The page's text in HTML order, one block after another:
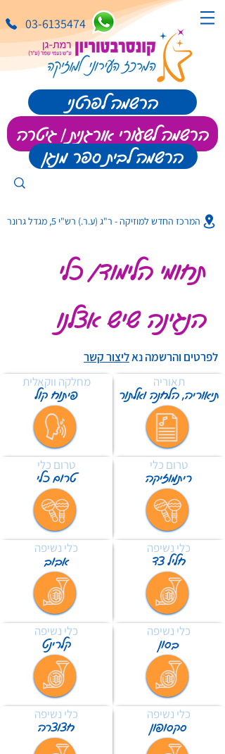
03-6135474
הרשמה לשעורי אורגנית | גיטרה
הרשמה לבית ספר מנגן
הרשמה לפרטני
המרכז החדש למוזיקה - ר"ג (ע.ר.) רש"י 5, מגדל גרונר
תחומי הלימוד/ כלי
הנגינה שיש אצלנו
לפרטים והרשמה נאליצור קשר
תיאוריה, הלחנה ואלתור
תאוריה
ריתמוזיקה
טרום כלי
חליל צד
כלי נשיפה
בסון
כלי נשיפה
סקסופון
כלי נשיפה
פיתוח קול
מחלקה ווקאלית
טרום כלי
טרום כלי
אבוב
כלי נשיפה
קלרינט
כלי נשיפה
חצוצרה
כלי נשיפה